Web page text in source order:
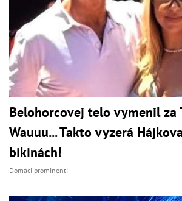
Belohorcovej telo vymenil za
Wauuu... Takto vyzerá
bikinách!
Domáci prominenti